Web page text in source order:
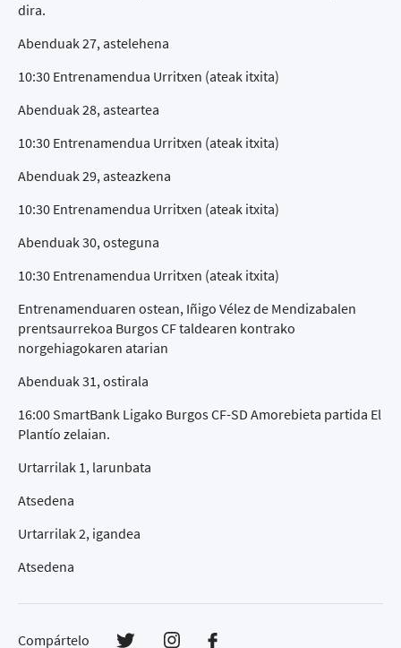
dira.
Abenduak 27, astelehena
10:30 Entrenamendua Urritxen (ateak itxita)
Abenduak 28, asteartea
10:30 Entrenamendua Urritxen (ateak itxita)
Abenduak 29, asteazkena
10:30 Entrenamendua Urritxen (ateak itxita)
Abenduak 30, osteguna
10:30 Entrenamendua Urritxen (ateak itxita)
Entrenamenduaren ostean, Iñigo Vélez de Mendizabalen
prentsaurrekoa Burgos CF taldearen kontrako
norgehiagokaren atarian
Abenduak 31, ostirala
16:00 SmartBank Ligako Burgos CF-SD Amorebieta partida El
Plantío zelaian.
Urtarrilak 1, larunbata
Atsedena
Urtarrilak 2, igandea
Atsedena
Compártelo